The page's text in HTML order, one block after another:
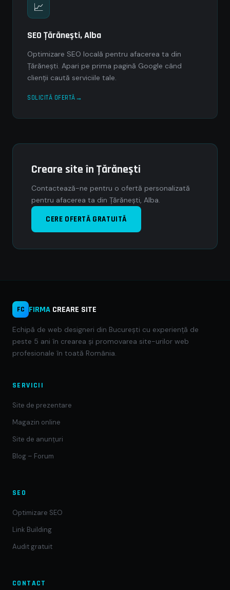
📈
SEO Ţărăneşti, Alba
Optimizare SEO locală pentru afacerea ta din
Ţărăneşti. Apari pe prima pagină Google când
clienții caută serviciile tale.
SOLICITĂ OFERTĂ
Creare site în Ţărăneşti
Contactează-ne pentru o ofertă personalizată
pentru afacerea ta din Ţărăneşti, Alba.
CERE OFERTĂ GRATUITĂ
FC FIRMA CREARE SITE
Echipă de web designeri din București cu experiență de
peste 5 ani în crearea și promovarea site-urilor web
profesionale în toată România.
SERVICII
Site de prezentare
Magazin online
Site de anunțuri
Blog – Forum
SEO
Optimizare SEO
Link Building
Audit gratuit
CONTACT